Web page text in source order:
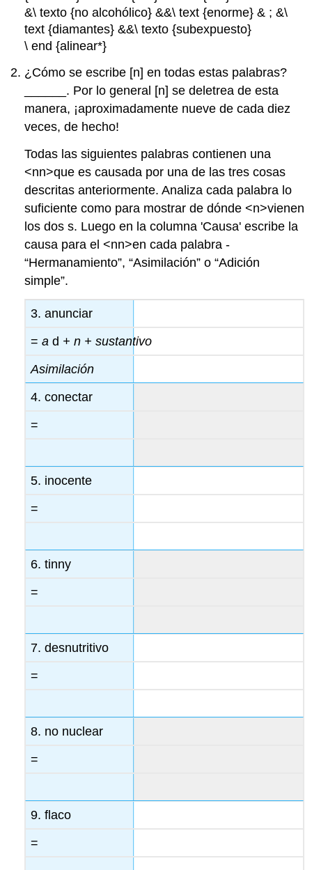
&\ texto {no alcohólico} &&\ text {enorme} & ; &\
text {diamantes} &&\ texto {subexpuesto}
\ end {alinear*}
¿Cómo se escribe [n] en todas estas palabras?
______. Por lo general [n] se deletrea de esta
manera, ¡aproximadamente nueve de cada diez
veces, de hecho!
Todas las siguientes palabras contienen una
<nn>que es causada por una de las tres cosas
descritas anteriormente. Analiza cada palabra lo
suficiente como para mostrar de dónde <n>vienen
los dos s. Luego en la columna 'Causa' escribe la
causa para el <nn>en cada palabra -
“Hermanamiento”, “Asimilación” o “Adición
simple”.
3. anunciar
=a d + n + sustantivo
Asimilación
4. conectar
=
5. inocente
=
6. tinny
=
7. desnutritivo
=
8. no nuclear
=
9. flaco
=